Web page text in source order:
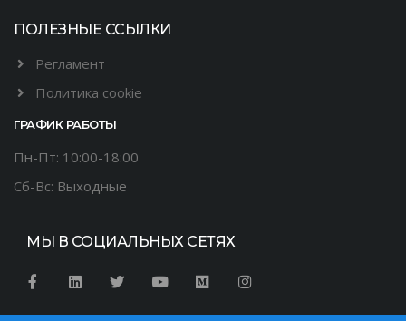
ПОЛЕЗНЫЕ ССЫЛКИ
Регламент
Политика cookie
ГРАФИК РАБОТЫ
Пн-Пт: 10:00-18:00
Сб-Вс: Выходные
МЫ В СОЦИАЛЬНЫХ СЕТЯХ